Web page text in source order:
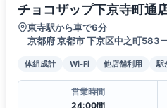
チョコザップ下京寺町通
東寺駅から車で6分
京都府 京都市 下京区中之町583
体組成計 Wi-Fi 他店舗利用 駅
営業時間
24:00間